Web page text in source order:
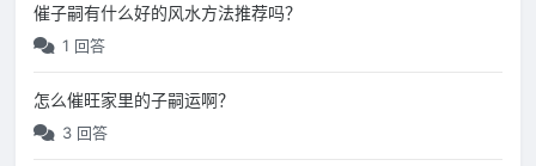
催子嗣有什么好的风水方法推荐吗？
1 回答
怎么催旺家里的子嗣运啊？
3 回答